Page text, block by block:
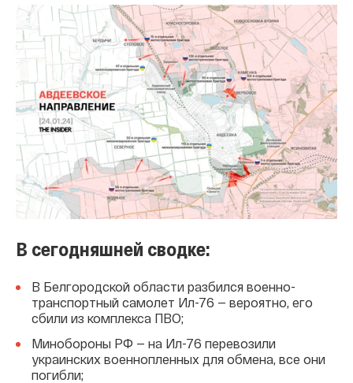
В сегодняшней сводке:
В Белгородской области разбился военно-
транспортный самолет Ил-76 — вероятно, его
сбили из комплекса ПВО;
Минобороны РФ — на Ил-76 перевозили
украинских военнопленных для обмена, все они
погибли;